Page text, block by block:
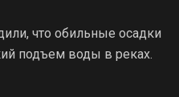
что обильные осадки
подъем воды в реках.